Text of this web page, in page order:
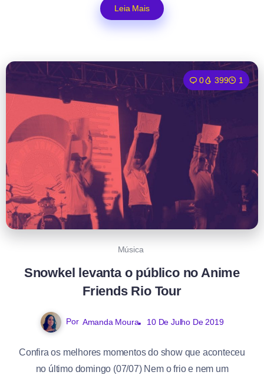
Leia Mais
0 399 1
Música
Snowkel levanta o público no Anime
Friends Rio Tour
Por Amanda Moura 10 De Julho De 2019
Confira os melhores momentos do show que aconteceu
no último domingo (07/07) Nem o frio e nem um